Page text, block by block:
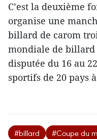
C’est la deuxième
organise une
billard de carom
mondiale de billard
disputée du 16 au
sportifs de 20 pays
#billard #Coupe du